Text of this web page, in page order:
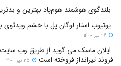
بلندگوی هوشمند هوم‌پاد بهترین و
یوتیوب استار لوگان پل با خشم
فروند تیرانداز فروخته است